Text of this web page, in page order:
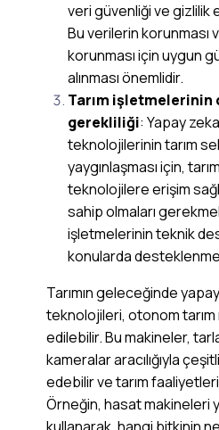
veri güvenliği ve gizlilik
Bu verilerin korunması
korunması için uygun
alınması önemlidir.
Tarım işletmelerinin
gerekliliği: Yapay
teknolojilerinin tarım
yaygınlaşması için,
teknolojilere erişim
sahip olmaları
işletmelerinin teknik
konularda
Tarımın geleceğinde
teknolojileri, otonom
edilebilir. Bu makineler,
kameralar aracılığıyla
edebilir ve tarım
Örneğin, hasat makineleri